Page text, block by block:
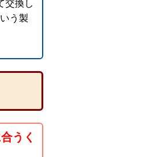
交換し
う製
うく